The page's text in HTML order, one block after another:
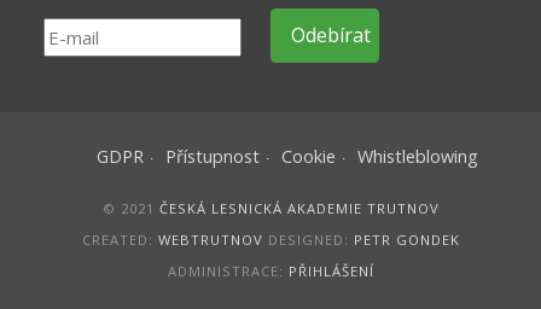
GDPR Přístupnost Cookie Whistleblowing
© 2021 ČESKÁ LESNICKÁ AKADEMIE TRUTNOV
CREATED: WEBTRUTNOV DESIGNED: PETR GONDEK
ADMINISTRACE: PŘIHLÁŠENÍ